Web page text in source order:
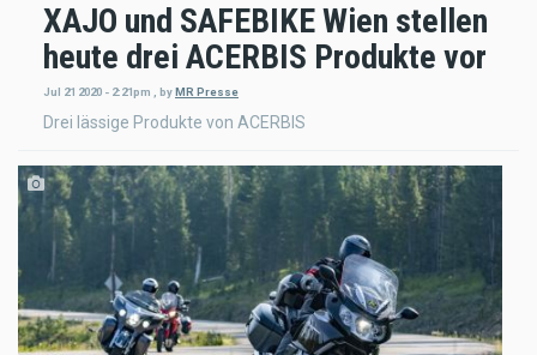
XAJO und SAFEBIKE Wien stellen
heute drei ACERBIS Produkte vor
Jul 21 2020 - 2:21pm , by MR Presse
Drei lässige Produkte von ACERBIS